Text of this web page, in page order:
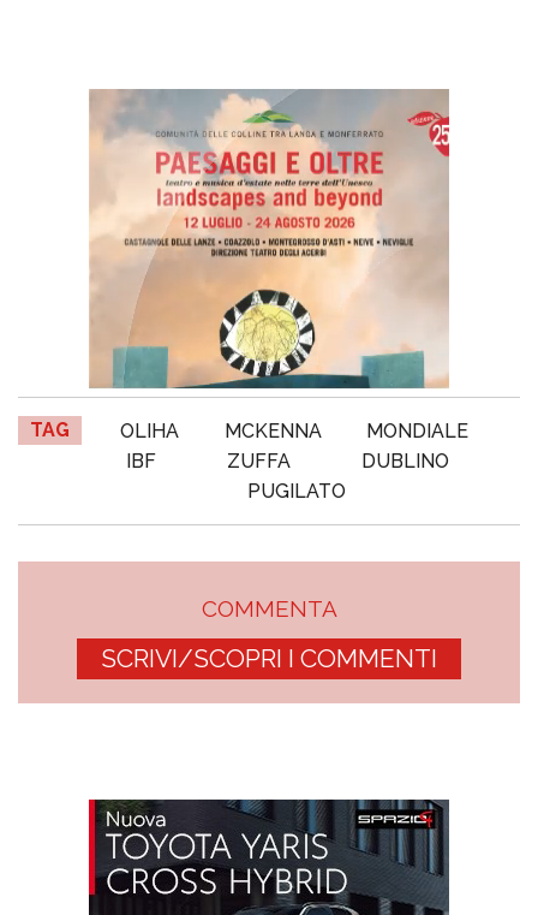
TAG OLIHA MCKENNA
MONDIALE
IBF
ZUFFA
DUBLINO
PUGILATO
COMMENTA
SCRIVI/SCOPRI I COMMENTI